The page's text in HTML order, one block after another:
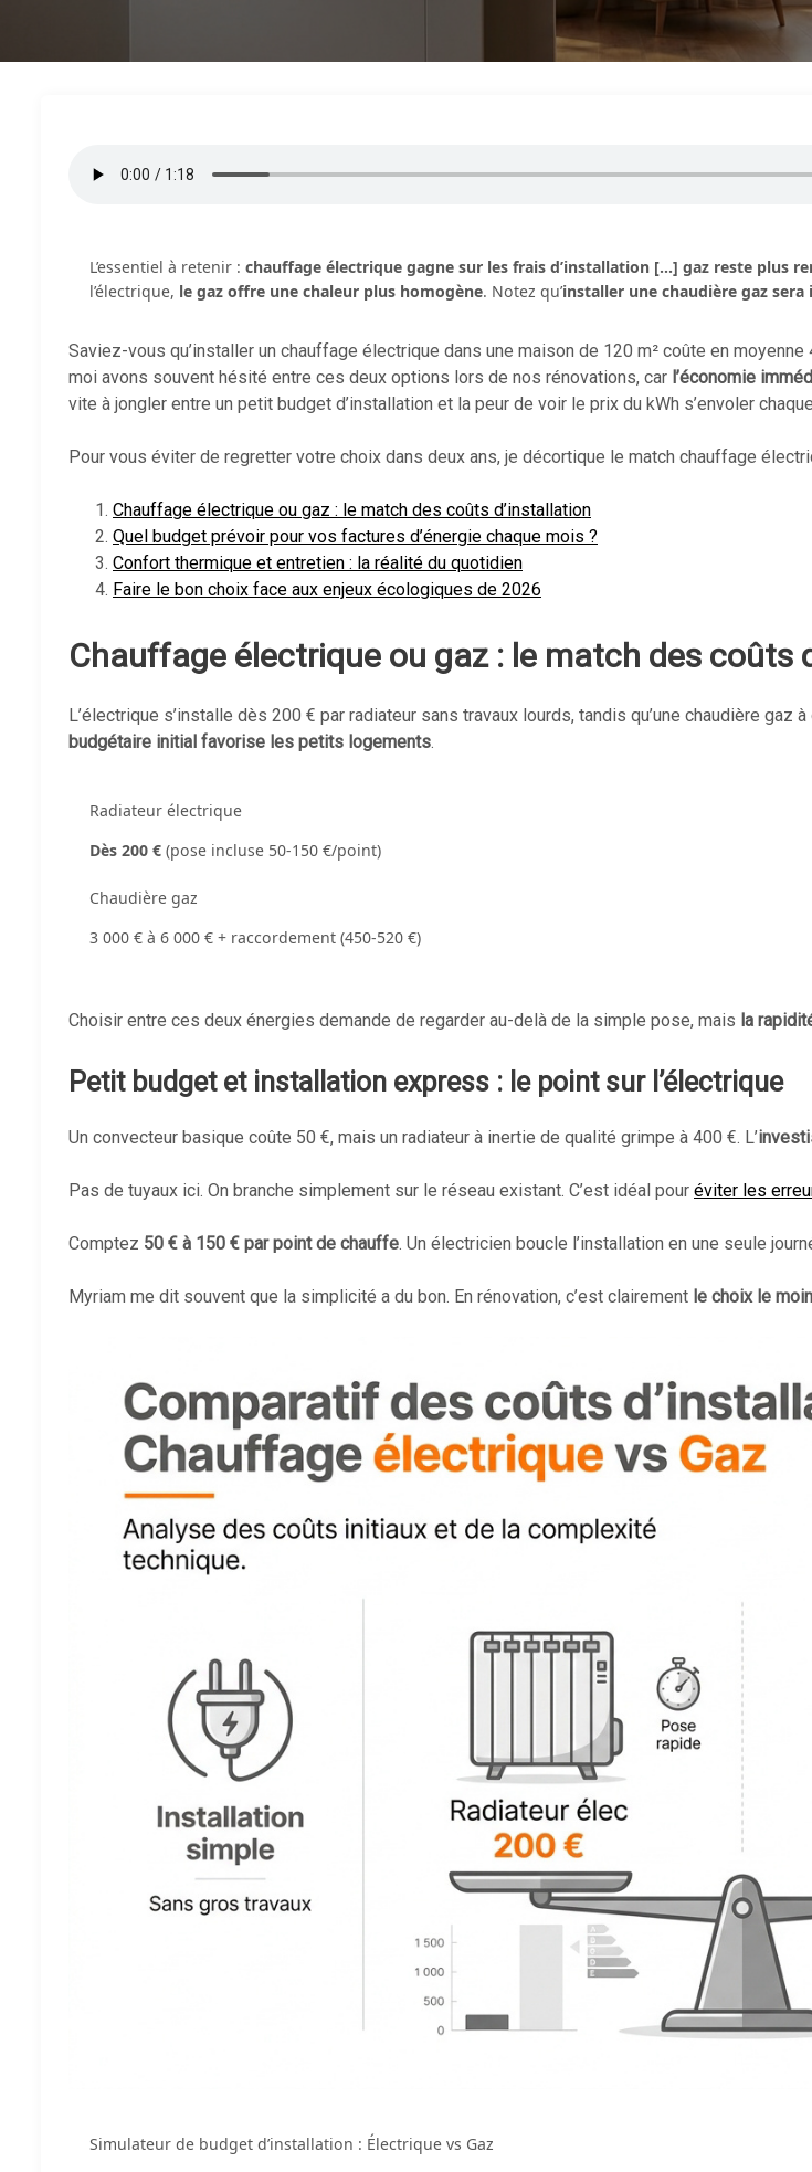
L’essentiel à retenir : chauffage électrique gagne sur les frais d’installation […] gaz reste plus
l’électrique, le gaz offre une chaleur plus homogène. Notez qu’installer une chaudière gaz
Saviez-vous qu’installer un chauffage électrique dans une maison de 120 m² coûte en
moi avons souvent hésité entre ces deux options lors de nos rénovations, car l’économie
vite à jongler entre un petit budget d’installation et la peur de voir le prix du kWh s’envoler
Pour vous éviter de regretter votre choix dans deux ans, je décortique le match chauffage
Chauffage électrique ou gaz : le match des coûts d’installation
Quel budget prévoir pour vos factures d’énergie chaque mois ?
Confort thermique et entretien : la réalité du quotidien
Faire le bon choix face aux enjeux écologiques de 2026
Chauffage électrique ou gaz : le match des coûts
L’électrique s’installe dès 200 € par radiateur sans travaux lourds, tandis qu’une chaudière gaz
budgétaire initial favorise les petits logements.
Radiateur électrique
Dès 200 €(pose incluse 50-150 €/point)
Chaudière gaz
3 000 € à 6 000 € + raccordement (450-520 €)
Choisir entre ces deux énergies demande de regarder au-delà de la simple pose, mais la
Petit budget et installation express : le point sur l’électrique
Un convecteur basique coûte 50 €, mais un radiateur à inertie de qualité grimpe à 400 €. L’
Pas de tuyaux ici. On branche simplement sur le réseau existant. C’est idéal pour éviter les
Comptez 50 € à 150 € par point de chauffe. Un électricien boucle l’installation en une seule
Myriam me dit souvent que la simplicité a du bon. En rénovation, c’est clairement le choix le
Simulateur de budget d’installation : Électrique vs Gaz